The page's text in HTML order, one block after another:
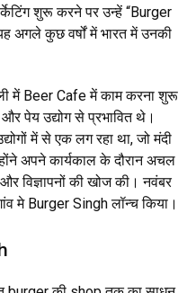
शुरू करने पर उन्हें “Burger
अगले कुछ वर्षों में भारत में उनकी
में Beer Cafe में काम करना शुरू
पेय उद्योग से प्रभावित थे।
में से एक लग रहा था, जो मंदी
अपने कार्यकाल के दौरान अचल
विज्ञापनों की खोज की। नवंबर
मे Burger Singh लॉन्च किया।